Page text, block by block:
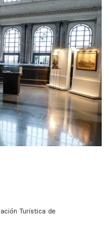
Turística de